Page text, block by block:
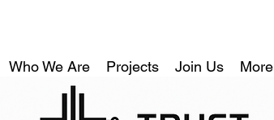
Who We Are Projects Join Us More